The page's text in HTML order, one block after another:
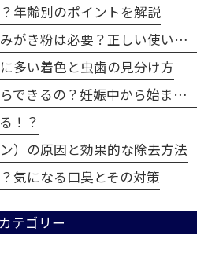
年齢別のポイントを解説
子どもの歯みがきに歯みがき粉は必要？正しい使い方とは
多い着色と虫歯の見分け方
赤ちゃんの歯はいつからできるの？妊娠中から始まる歯の成長
！？
）の原因と効果的な除去方法
気になる口臭とその対策
カテゴリー